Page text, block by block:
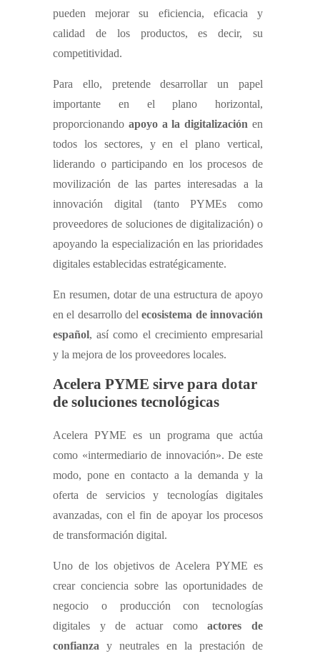
pueden mejorar su eficiencia, eficacia y
calidad de los productos, es decir, su
competitividad.
Para ello, pretende desarrollar un papel
importante en el plano horizontal,
proporcionando apoyo a la digitalización en
todos los sectores, y en el plano vertical,
liderando o participando en los procesos de
movilización de las partes interesadas a la
innovación digital (tanto PYMEs como
proveedores de soluciones de digitalización) o
apoyando la especialización en las prioridades
digitales establecidas estratégicamente.
En resumen, dotar de una estructura de apoyo
en el desarrollo delecosistema de innovación
español, así como el crecimiento empresarial
y la mejora de los proveedores locales.
Acelera PYME sirve para dotar
de soluciones tecnológicas
Acelera PYME es un programa que actúa
como «intermediario de innovación». De este
modo, pone en contacto a la demanda y la
oferta de servicios y tecnologías digitales
avanzadas, con el fin de apoyar los procesos
de transformación digital.
Uno de los objetivos de Acelera PYME es
crear conciencia sobre las oportunidades de
negocio o producción con tecnologías
digitales y de actuar comoactores de
confianza y neutrales en la prestación de